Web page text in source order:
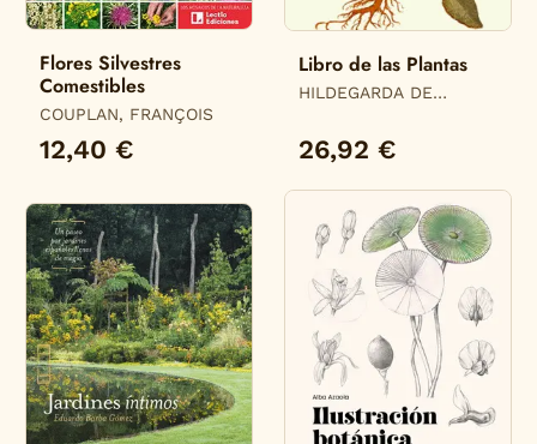
Flores Silvestres
Comestibles
COUPLAN, FRANÇOIS
12,40 €
Libro de las Plantas
HILDEGARDA DE
26,92 €